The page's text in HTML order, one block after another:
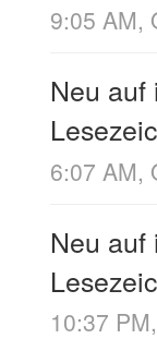
9:05 AM,
Neu auf
6:07 AM,
Neu auf
10:37